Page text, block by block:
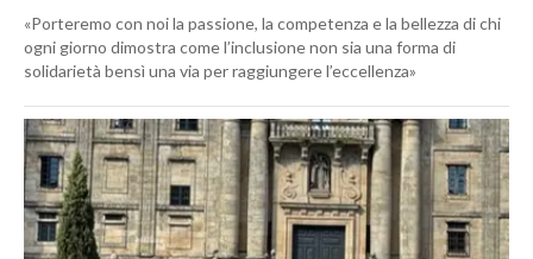
«Porteremo con noi la passione, la competenza e la bellezza di chi
ogni giorno dimostra come l’inclusione non sia una forma di
solidarietà bensì una via per raggiungere l’eccellenza»